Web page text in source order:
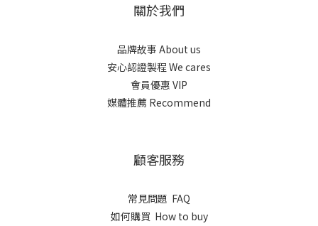
關於我們
品牌故事 About us
安心認證製程 We cares
會員優惠 VIP
媒體推薦 Recommend
顧客服務
常見問題 FAQ
如何購買 How to buy